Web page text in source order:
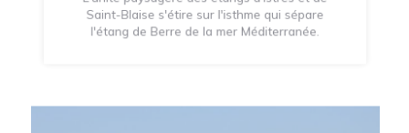
Saint-Blaise s'étire sur l'isthme qui sépare
l'étang de Berre de la mer Méditerranée.